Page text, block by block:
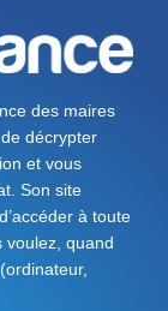
des maires
décrypter
et vous
Son site
à toute
voulez, quand